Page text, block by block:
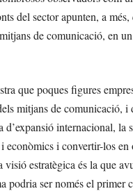
del sector apunten, a
de comunicació, en
que poques figures
mitjans de comunicació,
internacional, la
i convertir-los
estratègica és la que
podria ser només el